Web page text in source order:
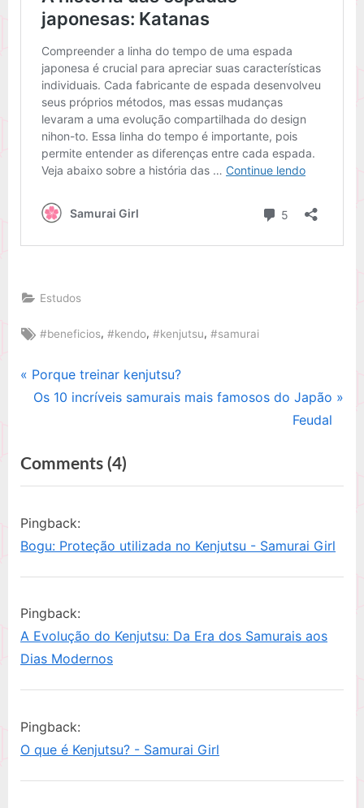
Estudos
Tags:
#beneficios,#kendo,#kenjutsu,#samurai
Navegação
P
r
i
o
s
P
o
t
:
Porque treinar kenjutsu?
N
t
P
s
t
:
Os 10 incríveis samurais mais famosos do Japão
Feudal
Comments (4)
“Conheça
origem
Pingback:
Bogu: Proteção utilizada no Kenjutsu - Samurai Girl
Pingback:
A Evolução do Kenjutsu: Da Era dos Samurais aos
Dias Modernos
Pingback:
O que é Kenjutsu? - Samurai Girl